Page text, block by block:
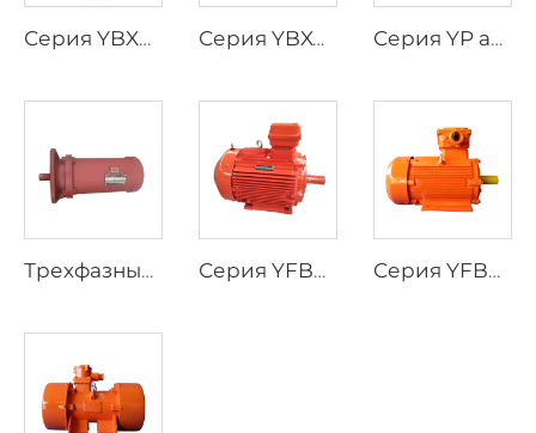
Серия YBX3, высокоэффективные трехфазные асинхронные двигатели с взрывозащитой Серия YBX4, трехфазный асинхронный двигатель повышенной эффективности с взрывозащитой, низкое напряжение Серия YP асинхронный двигатель трехфазного тока с регулированием скорости частотного преобразования
Трехфазный асинхронный двигатель для электроприводов клапанов серии YBDF2 Серия YFB4, высокоэффективный низковольтный трехфазный асинхронный двигатель с защитой от воспламенения пыли Серия YFB3, трехфазные асинхронные двигатели с защитой от воспламенения пыли